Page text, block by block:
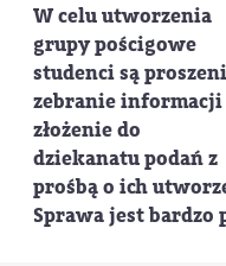
W celu utworzenia
grupy pościgowe
studenci są
zebranie
złożenie do
dziekanatu podań z
prośbą o ich
Sprawa jest bardzo